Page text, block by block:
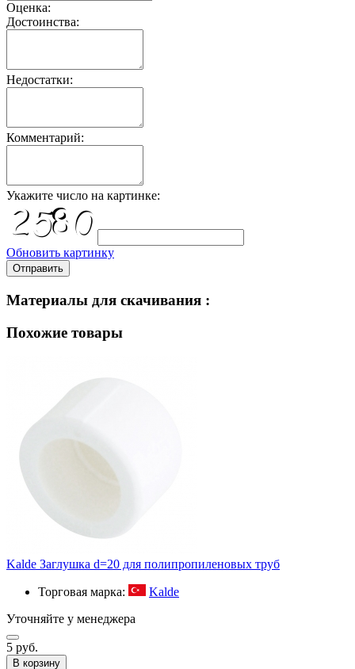
Оценка:
Достоинства:
Недостатки:
Комментарий:
Укажите число на картинке:
Обновить картинку
Отправить
Материалы для скачивания :
Похожие товары
Kalde Заглушка d=20 для полипропиленовых труб
Торговая марка:
Kalde
Уточняйте у менеджера
5 руб.
В корзину